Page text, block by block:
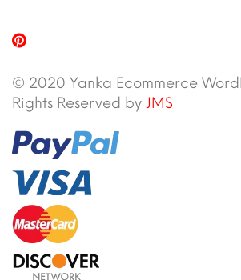
© 2020 Yanka Ecommerce
Rights Reserved by JMS